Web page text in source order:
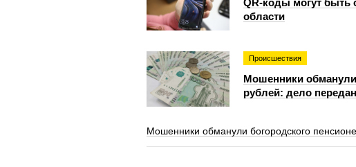
области
Происшествия
Мошенники
рублей: дело
Мошенники обманули богородского